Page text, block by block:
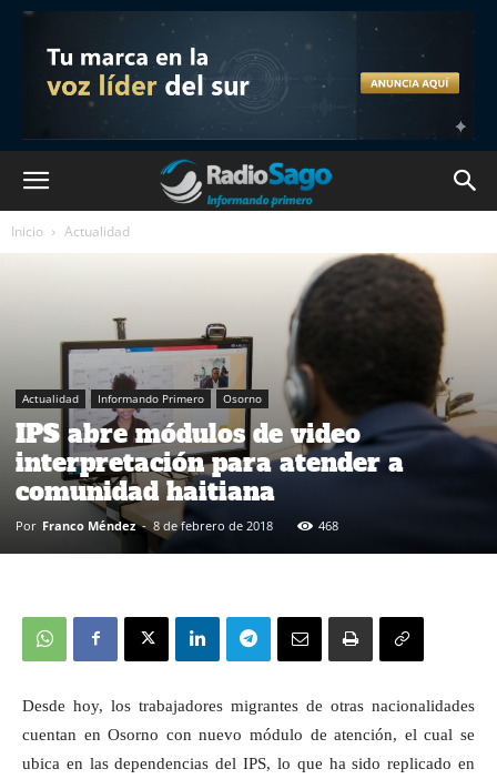
Inicio Actualidad
Actualidad Informando Primero Osorno
IPS abre módulos de video
interpretación para atender a
comunidad haitiana
Por Franco Méndez - 8 de febrero de 2018 468
Desde hoy, los trabajadores migrantes de otras nacionalidades
cuentan en Osorno con nuevo módulo de atención, el cual se
ubica en las dependencias del IPS, lo que ha sido replicado en